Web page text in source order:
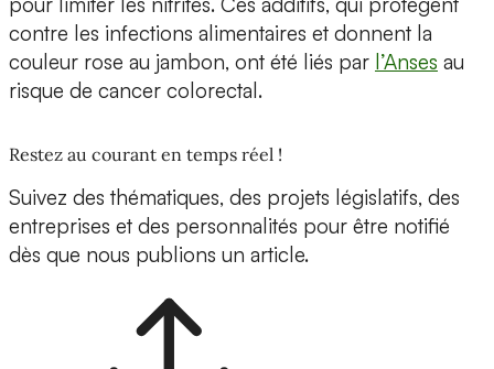
contre les infections alimentaires et donnent la
couleur rose au jambon, ont été liés par l’Anses au
risque de cancer colorectal.
Restez au courant en temps réel !
Suivez des thématiques, des projets législatifs, des
entreprises et des personnalités pour être notifié
dès que nous publions un article.